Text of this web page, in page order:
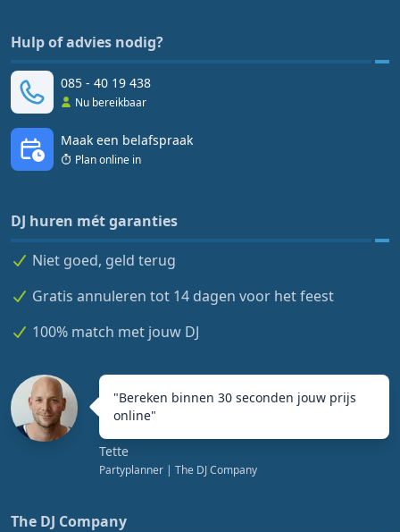
Hulp of advies nodig?
085 - 40 19 438
Nu bereikbaar
Maak een belafspraak
Plan online in
DJ huren mét garanties
Niet goed, geld terug
Gratis annuleren tot 14 dagen voor het feest
100% match met jouw DJ
"Bereken binnen 30 seconden jouw prijs
online"
Tette
Partyplanner | The DJ Company
The DJ Company